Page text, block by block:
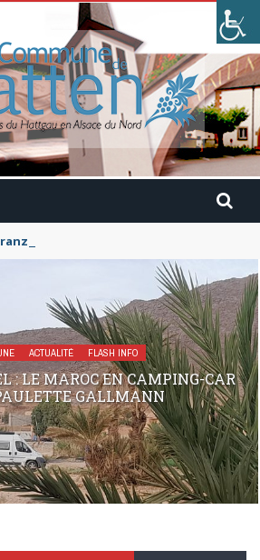
: Le Maroc en camping-car avec
ACTUALITÉ FLASH INFO
: LE MAROC EN CAMPING-CAR
GALLMANN